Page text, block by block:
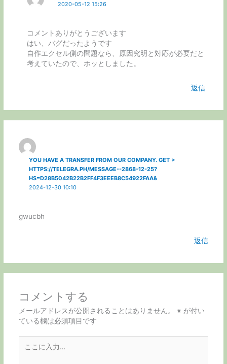
2020-05-12 15:26
コメントありがとうございます
はい、バグだったようです
自作エクセル側の問題なら、原因究明と対応が必要だと
考えていたので、ホッとしました。
返信
YOU HAVE A TRANSFER FROM OUR COMPANY. GET >
HTTPS://TELEGRA.PH/MESSAGE--2868-12-25?
HS=D28B5042B22B2FF4F3EEEB8C54922FAA&
2024-12-30 10:10
gwucbh
返信
コメントする
メールアドレスが公開されることはありません。 ※ が付い
ている欄は必須項目です